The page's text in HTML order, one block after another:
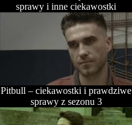
sprawy i inne ciekawostki
Pitbull – ciekawostki i prawdziwe
sprawy z sezonu 3